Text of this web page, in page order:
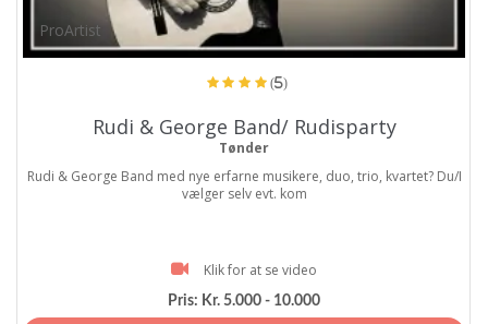
ProArtist
(5)
Rudi & George Band/ Rudisparty
Tønder
Rudi & George Band med nye erfarne musikere, duo, trio, kvartet? Du/I
vælger selv evt. kom
Klik for at se video
Pris: Kr. 5.000 - 10.000